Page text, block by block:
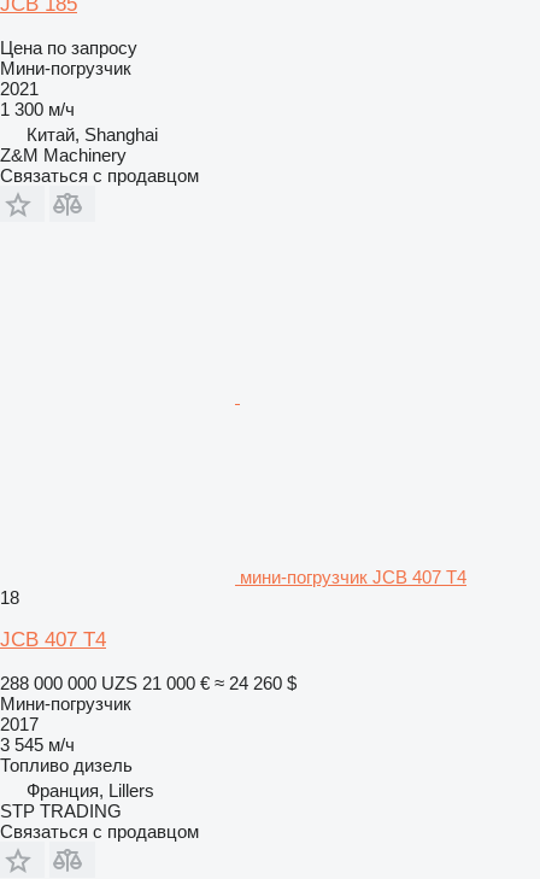
Цена по запросу
Мини-погрузчик
2021
1 300 м/ч
Китай, Shanghai
Z&M Machinery
Связаться с продавцом
мини-погрузчик JCB 407 T4
18
JCB 407 T4
288 000 000 UZS 21 000 € ≈ 24 260 $
Мини-погрузчик
2017
3 545 м/ч
Топливо дизель
Франция, Lillers
STP TRADING
Связаться с продавцом